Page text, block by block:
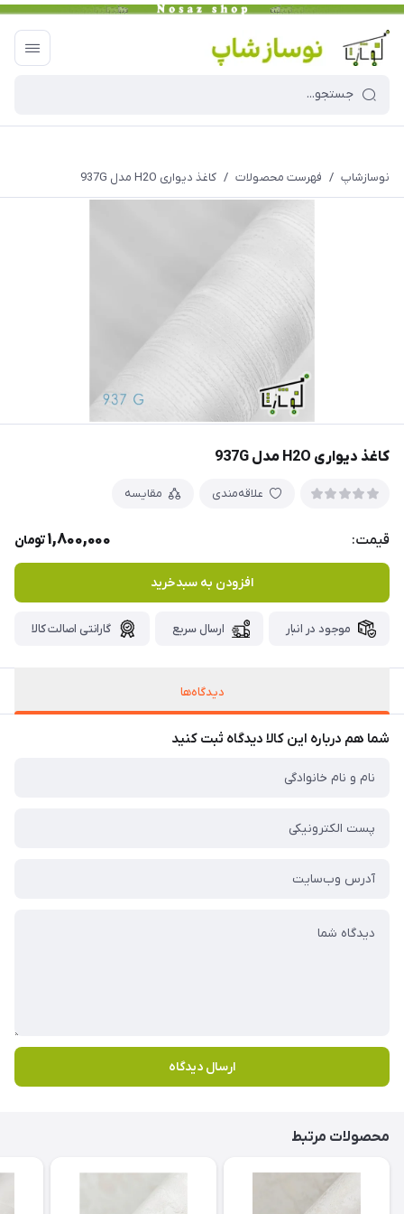
نوسازشاپ / فهرست محصولات / کاغذ دیواری H2O مدل 937G
کاغذ دیواری H2O مدل 937G
علاقه‌مندی مقایسه
قیمت: 1,800,000تومان
افزودن به سبدخرید
موجود در انبار ارسال سریع گارانتی اصالت کالا
دیدگاه‌ها
شما هم درباره این کالا دیدگاه ثبت کنید
ارسال دیدگاه
محصولات مرتبط